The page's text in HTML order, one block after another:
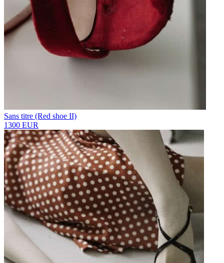
Sans titre (Red shoe II)
1300 EUR